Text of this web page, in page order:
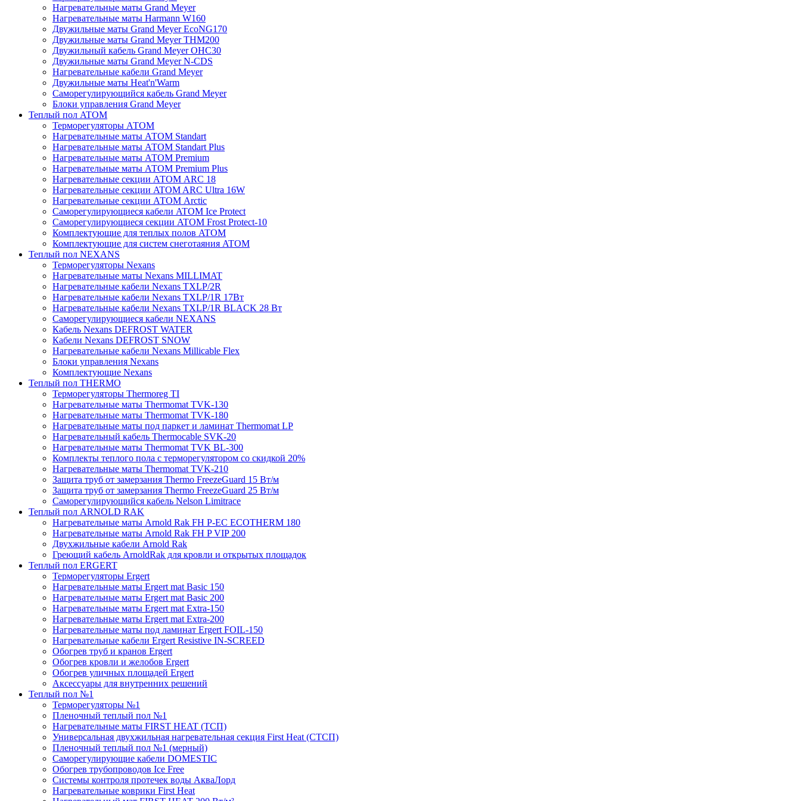
Нагревательные маты Grand Meyer
Нагревательные маты Harmann W160
Двужильные маты Grand Meyer EcoNG170
Двужильные маты Grand Meyer THM200
Двужильный кабель Grand Meyer OHC30
Двужильные маты Grand Meyer N-CDS
Нагревательные кабели Grand Meyer
Двужильные маты Heat'n'Warm
Саморегулирующийся кабель Grand Meyer
Блоки управления Grand Meyer
Теплый пол ATOM
Терморегуляторы АТОМ
Нагревательные маты АТОМ Standart
Нагревательные маты АТОМ Standart Plus
Нагревательные маты АТОМ Premium
Нагревательные маты АТОМ Premium Plus
Нагревательные секции АТОМ ARC 18
Нагревательные секции ATOM ARC Ultra 16W
Нагревательные секции АТОМ Arctic
Саморегулирующиеся кабели ATOM Ice Protect
Саморегулирующиеся секции ATOM Frost Protect-10
Комплектующие для теплых полов ATOM
Комплектующие для систем снеготаяния ATOM
Теплый пол NEXANS
Терморегуляторы Nexans
Нагревательные маты Nexans MILLIMAT
Нагревательные кабели Nexans TXLP/2R
Нагревательные кабели Nexans TXLP/1R 17Вт
Нагревательные кабели Nexans TXLP/1R BLACK 28 Вт
Саморегулирующиеся кабели NEXANS
Кабель Nexans DEFROST WATER
Кабели Nexans DEFROST SNOW
Нагревательные кабели Nexans Millicable Flex
Блоки управления Nexans
Комплектующие Nexans
Теплый пол THERMO
Терморегуляторы Thermoreg TI
Нагревательные маты Thermomat TVK-130
Нагревательные маты Thermomat TVK-180
Нагревательные маты под паркет и ламинат Thermomat LP
Нагревательный кабель Thermocable SVK-20
Нагревательные маты Thermomat TVK BL-300
Комплекты теплого пола с терморегулятором со скидкой 20%
Нагревательные маты Thermomat TVK-210
Защита труб от замерзания Thermo FreezeGuard 15 Вт/м
Защита труб от замерзания Thermo FreezeGuard 25 Вт/м
Саморегулирующийся кабель Nelson Limitrace
Теплый пол ARNOLD RAK
Нагревательные маты Arnold Rak FH P-EC ECOTHERM 180
Нагревательные маты Arnold Rak FH P VIP 200
Двухжильные кабели Arnold Rak
Греющий кабель ArnoldRak для кровли и открытых площадок
Теплый пол ERGERT
Терморегуляторы Ergert
Нагревательные маты Ergert mat Basic 150
Нагревательные маты Ergert mat Basic 200
Нагревательные маты Ergert mat Extra-150
Нагревательные маты Ergert mat Extra-200
Нагревательные маты под ламинат Ergert FOIL-150
Нагревательные кабели Ergert Resistive IN-SCREED
Обогрев труб и кранов Ergert
Обогрев кровли и желобов Ergert
Обогрев уличных площадей Ergert
Аксессуары для внутренних решений
Теплый пол №1
Терморегуляторы №1
Пленочный теплый пол №1
Нагревательные маты FIRST HEAT (ТСП)
Универсальная двухжильная нагревательная секция First Heat (СТСП)
Пленочный теплый пол №1 (мерный)
Саморегулирующие кабели DOMESTIC
Обогрев трубопроводов Ice Free
Системы контроля протечек воды АкваЛорд
Нагревательные коврики First Heat